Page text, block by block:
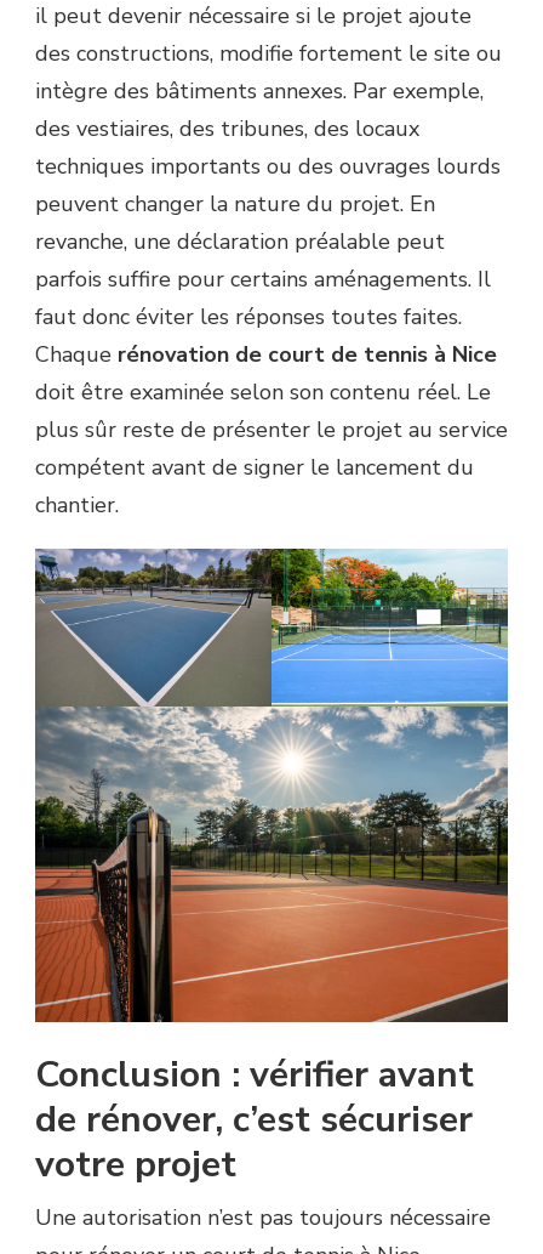
il peut devenir nécessaire si le projet ajoute
des constructions, modifie fortement le site ou
intègre des bâtiments annexes. Par exemple,
des vestiaires, des tribunes, des locaux
techniques importants ou des ouvrages lourds
peuvent changer la nature du projet. En
revanche, une déclaration préalable peut
parfois suffire pour certains aménagements. Il
faut donc éviter les réponses toutes faites.
Chaque rénovation de court de tennis à Nice
doit être examinée selon son contenu réel. Le
plus sûr reste de présenter le projet au service
compétent avant de signer le lancement du
chantier.
Conclusion : vérifier avant
de rénover, c’est sécuriser
votre projet
Une autorisation n’est pas toujours nécessaire